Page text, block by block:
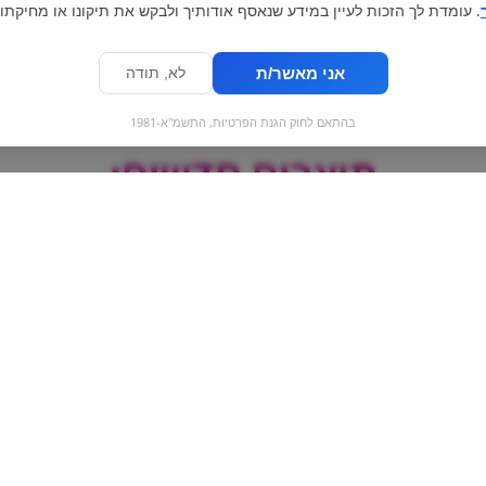
מוצרים חדשים:
. עומדת לך הזכות לעיין במידע שנאסף אודותיך ולבקש את תיקונו או
אני מאשר/ת לא, תודה
בהתאם לחוק הגנת הפרטיות, התשמ"א-1981